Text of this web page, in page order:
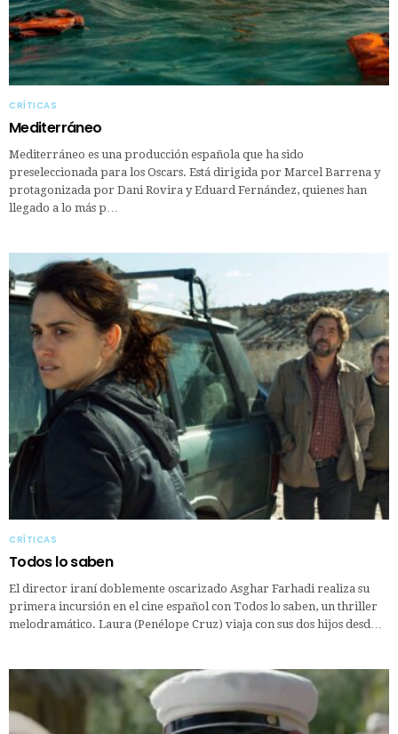
CRÍTICAS
Mediterráneo
Mediterráneo es una producción española que ha sido
preseleccionada para los Oscars. Está dirigida por Marcel Barrena y
protagonizada por Dani Rovira y Eduard Fernández, quienes han
llegado a lo más p…
CRÍTICAS
Todos lo saben
El director iraní doblemente oscarizado Asghar Farhadi realiza su
primera incursión en el cine español con Todos lo saben, un thriller
melodramático. Laura (Penélope Cruz) viaja con sus dos hijos desd…